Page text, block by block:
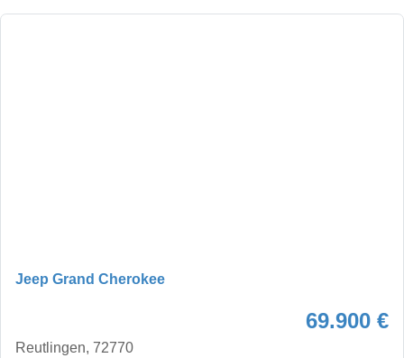
Jeep Grand Cherokee
69.900 €
Reutlingen, 72770